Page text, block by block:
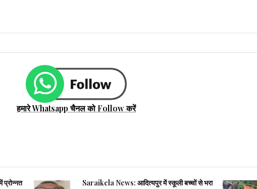
हमारे Whatsapp चैनल को Follow करें
Saraikela News: आदित्यपुर में स्कूली बच्चों से भरा